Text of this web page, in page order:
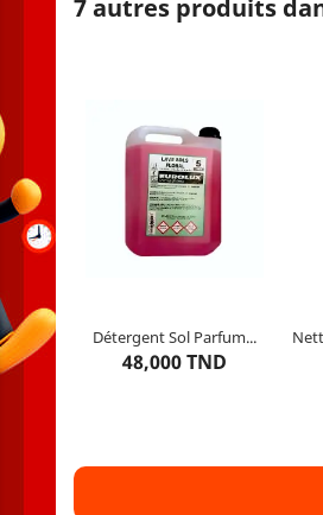
7 autres produits
Détergent Sol Parfum...
48,000 TND
Propriété : Pour Sol
Capacité : 5 Litres
5articles restants